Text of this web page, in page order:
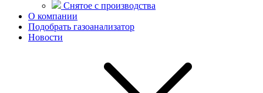
Снятое с производства
О компании
Подобрать газоанализатор
Новости